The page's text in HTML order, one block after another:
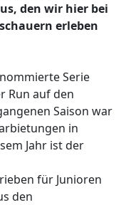
den wir hier bei
erleben
Serie
Run auf den
Saison war
in
Jahr ist der
für Junioren
den